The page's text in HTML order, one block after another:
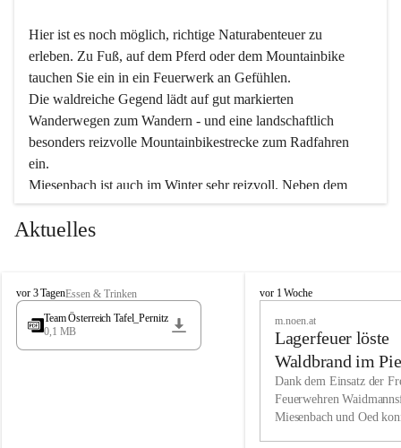
Hier ist es noch möglich, richtige Naturabenteuer zu
erleben. Zu Fuß, auf dem Pferd oder dem Mountainbike
tauchen Sie ein in ein Feuerwerk an Gefühlen.
Die waldreiche Gegend lädt auf gut markierten
Wanderwegen zum Wandern - und eine landschaftlich
besonders reizvolle Mountainbikestrecke zum Radfahren
ein.
Miesenbach ist auch im Winter sehr reizvoll. Neben dem
Eisstockschießen gibt es auf dem nahe gelegenen Unterberg
wunderschöne Naturschneepisten, die zum Schifahren oder
vielfältige Angebot unserer Kulturvereine.
Überzeugen Sie sich selbst, dass Sie in Miesenbach sowie
in den Beherbergungsbetrieben, Gaststätten und urigen
Wir kennen Miesenbach als lebens- und liebenswerten Ort.
Tradition und Innovation werden ebenso groß geschrieben
Aktuelles
M
i
s
vor 3 TagenEssen & Trinken
Team Österreich Tafel_Pernitz
0,1 MB
M
h
vor 1 Woche
m.noen.at
Lagerfeuer löste
Waldbrand im
aus
Dank dem Einsatz der
Feuerwehren
Miesenbach und Oed